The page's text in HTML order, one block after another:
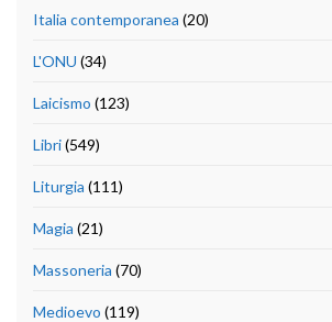
Italia contemporanea (20)
L'ONU (34)
Laicismo (123)
Libri(549)
Liturgia (111)
Magia (21)
Massoneria (70)
Medioevo (119)